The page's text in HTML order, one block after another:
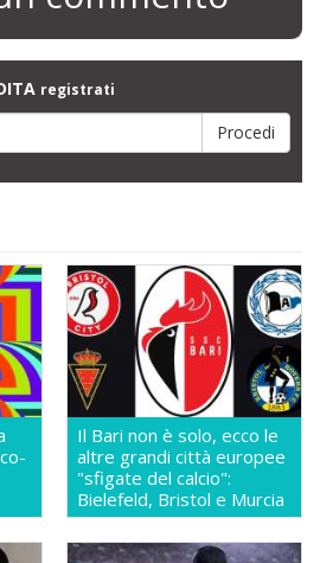
registrati
Il Bari non è solo, ecco le
altre grandi città europee
"sfigate del calcio":
Bielefeld, Bristol e Murcia